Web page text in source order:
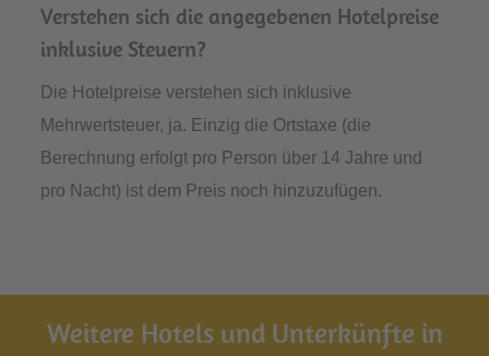
Verstehen sich die angegebenen Hotelpreise
inklusive Steuern?
Die Hotelpreise verstehen sich inklusive
Mehrwertsteuer, ja. Einzig die Ortstaxe (die
Berechnung erfolgt pro Person über 14 Jahre und
pro Nacht) ist dem Preis noch hinzuzufügen.
Weitere Hotels und Unterkünfte in